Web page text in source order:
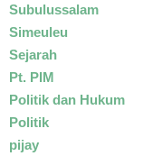
Subulussalam
Simeuleu
Sejarah
Pt. PIM
Politik dan Hukum
Politik
pijay